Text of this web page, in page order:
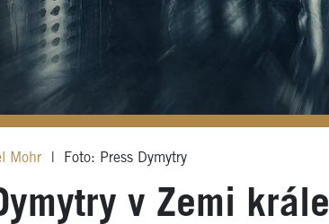
Mohr Foto: Press Dymytry
v Zemi krále